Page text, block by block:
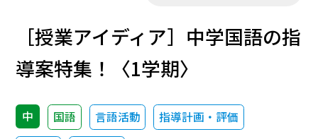
［授業アイディア］中学国語の指
導案特集！〈1学期〉
中 国語 言語活動
指導計画・評価